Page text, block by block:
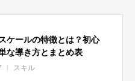
ケールの特徴とは？初心
な導き方とまとめ表
スキル